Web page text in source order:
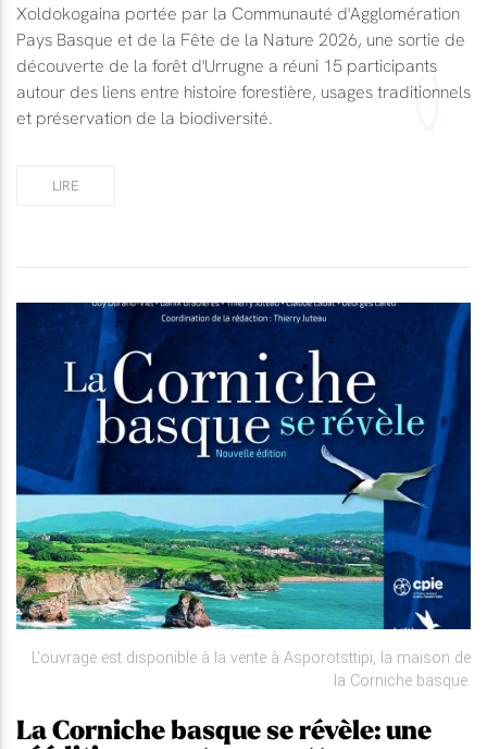
Xoldokogaina portée par la Communauté d'Agglomération
Pays Basque et de la Fête de la Nature 2026, une sortie de
découverte de la forêt d'Urrugne a réuni 15 participants
autour des liens entre histoire forestière, usages traditionnels
et préservation de la biodiversité.
LIRE
L'ouvrage est disponible à la vente à Asporotsttipi, la maison de
la Corniche basque.
La Corniche basque se révèle: une